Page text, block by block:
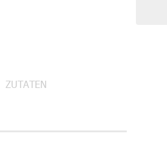
ZUTATEN